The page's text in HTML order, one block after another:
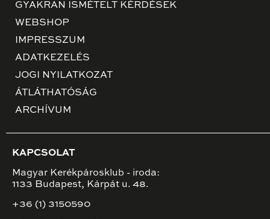
GYAKRAN ISMÉTELT KÉRDÉSEK
WEBSHOP
IMPRESSZUM
ADATKEZELÉS
JOGI NYILATKOZAT
ÁTLÁTHATÓSÁG
ARCHÍVUM
KAPCSOLAT
Magyar Kerékpárosklub - iroda:
1133 Budapest, Kárpát u. 48.
+36 (1) 3150590